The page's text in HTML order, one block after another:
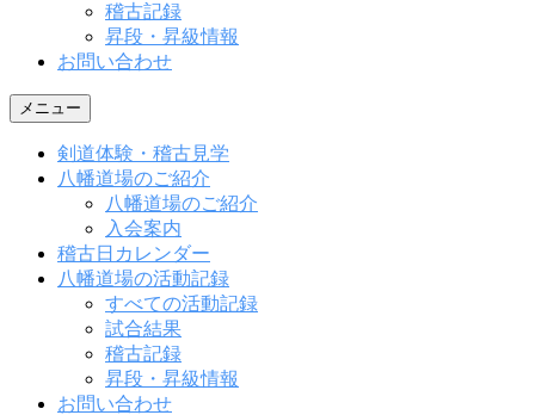
稽古記録
昇段・昇級情報
お問い合わせ
メニュー
剣道体験・稽古見学
八幡道場のご紹介
八幡道場のご紹介
入会案内
稽古日カレンダー
八幡道場の活動記録
すべての活動記録
試合結果
稽古記録
昇段・昇級情報
お問い合わせ